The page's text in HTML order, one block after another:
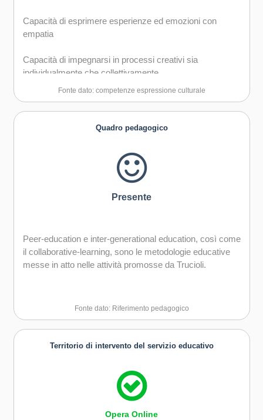
Capacità di esprimere esperienze ed emozioni con
empatia
Capacità di impegnarsi in processi creativi sia
individualmente che collettivamente
Fonte dato: competenze espressione culturale
Quadro pedagogico
Presente
Peer-education e inter-generational education, così come
il collaborative-learning, sono le metodologie educative
messe in atto nelle attività promosse da Trucioli.
Fonte dato: Riferimento pedagogico
Territorio di intervento del servizio educativo
Opera Online